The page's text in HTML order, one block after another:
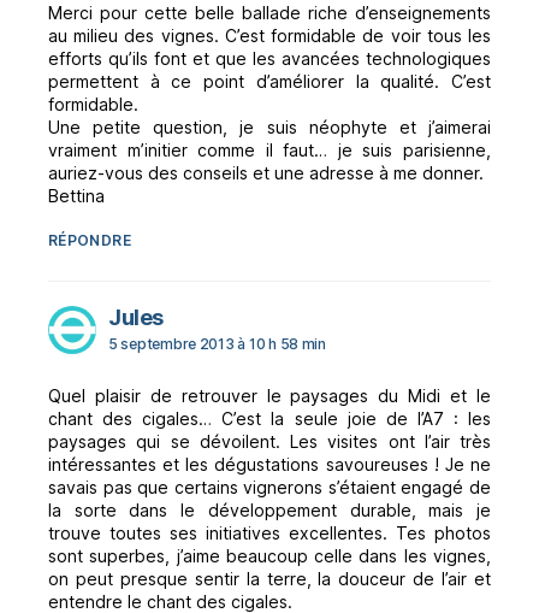
Merci pour cette belle ballade riche d’enseignements
au milieu des vignes. C’est formidable de voir tous les
efforts qu’ils font et que les avancées technologiques
permettent à ce point d’améliorer la qualité. C’est
formidable.
Une petite question, je suis néophyte et j’aimerai
vraiment m’initier comme il faut… je suis parisienne,
auriez-vous des conseils et une adresse à me donner.
Bettina
RÉPONDRE
Julesdit :
5 septembre 2013 à 10 h 58 min
Quel plaisir de retrouver le paysages du Midi et le
chant des cigales… C’est la seule joie de l’A7 : les
paysages qui se dévoilent. Les visites ont l’air très
intéressantes et les dégustations savoureuses ! Je ne
savais pas que certains vignerons s’étaient engagé de
la sorte dans le développement durable, mais je
trouve toutes ses initiatives excellentes. Tes photos
sont superbes, j’aime beaucoup celle dans les vignes,
on peut presque sentir la terre, la douceur de l’air et
entendre le chant des cigales.